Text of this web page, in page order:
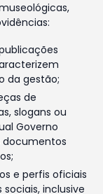
da gestão;
de
slogans ou
Governo
documentos
e perfis oficiais
inclusive